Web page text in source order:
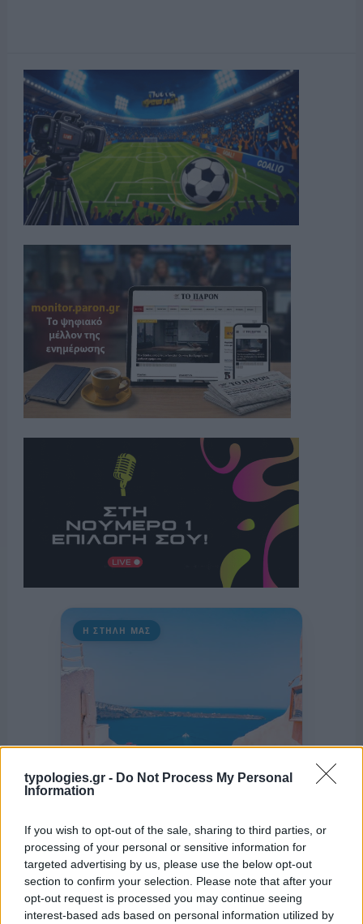
typologies.gr - Do Not Process My Personal
Information
If you wish to opt-out of the sale, sharing to third parties, or
processing of your personal or sensitive information for
targeted advertising by us, please use the below opt-out
section to confirm your selection. Please note that after your
opt-out request is processed you may continue seeing
interest-based ads based on personal information utilized by
Η ΣΤΗΛΗ ΜΑΣ